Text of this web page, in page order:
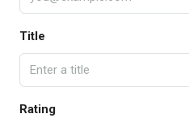
Title
Rating